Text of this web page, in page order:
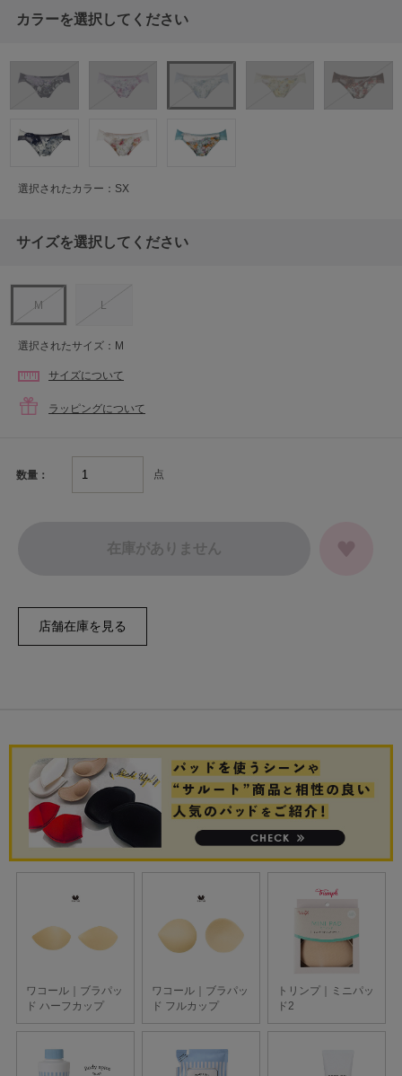
カラーを選択してください
選択されたカラー：SX
サイズを選択してください
M L
選択されたサイズ：M
サイズについて
ラッピングについて
数量： 点
在庫がありません